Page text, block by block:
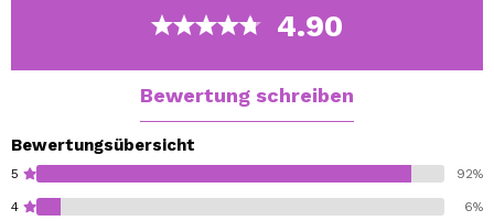
4.90
Bewertung schreiben
Bewertungsübersicht
5 92%
4 6%